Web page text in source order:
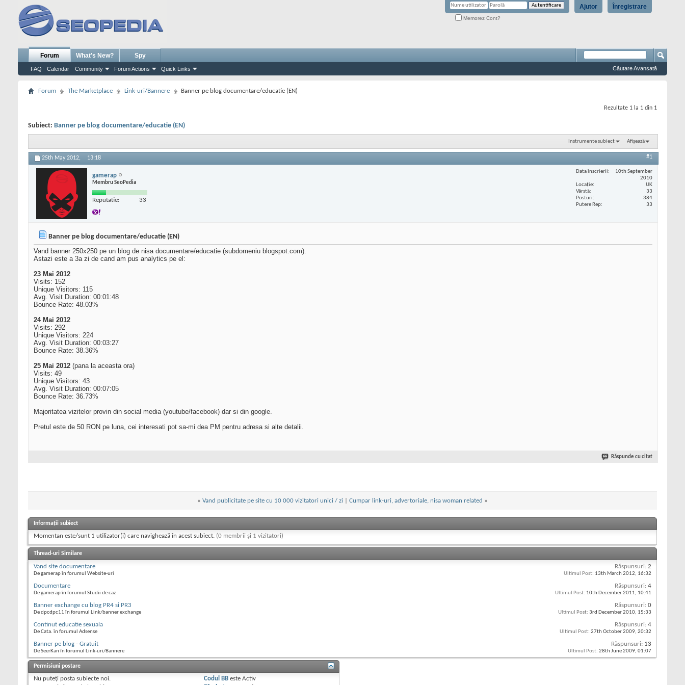
Înregistrare
Ajutor
Memorez Cont?
Forum
FAQ Calendar Community Forum Actions Quick Links
What's New? Spy
Căutare Avansată
Forum The Marketplace Link-uri/Bannere Banner pe blog documentare/educatie (EN)
Rezultate 1 la 1 din 1
Subiect: Banner pe blog documentare/educatie (EN)
Instrumente subiect Afișează
25th May 2012, 13:18 #1
gamerap
Membru SeoPedia
Reputatie: 33
Data înscrierii
10th September
2010
Locaţie
UK
Vârstă
33
Posturi
384
Putere Rep
33
Banner pe blog documentare/educatie (EN)
Vand banner 250x250 pe un blog de nisa documentare/educatie (subdomeniu blogspot.com).
Astazi este a 3a zi de cand am pus analytics pe el:
23 Mai 2012
Visits: 152
Unique Visitors: 115
Avg. Visit Duration: 00:01:48
Bounce Rate: 48.03%
24 Mai 2012
Visits: 292
Unique Visitors: 224
Avg. Visit Duration: 00:03:27
Bounce Rate: 38.36%
25 Mai 2012 (pana la aceasta ora)
Visits: 49
Unique Visitors: 43
Avg. Visit Duration: 00:07:05
Bounce Rate: 36.73%
Majoritatea vizitelor provin din social media (youtube/facebook) dar si din google.
Pretul este de 50 RON pe luna, cei interesati pot sa-mi dea PM pentru adresa si alte detalii.
Răspunde cu citat
« Vand publicitate pe site cu 10 000 vizitatori unici / zi Cumpar link-uri, advertoriale, nisa woman related »
Informații subiect
Momentan este/sunt 1 utilizator(i) care navighează în acest subiect. (0 membrii și 1 vizitatori)
Thread-uri Similare
Vand site documentare
De gamerap în forumul Website-uri
Răspunsuri: 2
Ultimul Post: 13th March 2012, 16:32
Documentare
De gamerap în forumul Studii de caz
Răspunsuri: 4
Ultimul Post: 10th December 2011, 10:41
Banner exchange cu blog PR4 si PR3
De dpcdpc11 în forumul Link/banner exchange
Răspunsuri: 0
Ultimul Post: 3rd December 2010, 15:33
Continut educatie sexuala
De Cata. în forumul Adsense
Răspunsuri: 4
Ultimul Post: 27th October 2009, 20:32
Banner pe blog - Gratuit
De SeerKan în forumul Link-uri/Bannere
Răspunsuri: 13
Ultimul Post: 28th June 2009, 01:07
Permisiuni postare
Nu puteţi posta subiecte noi.
Codul BB esteActiv